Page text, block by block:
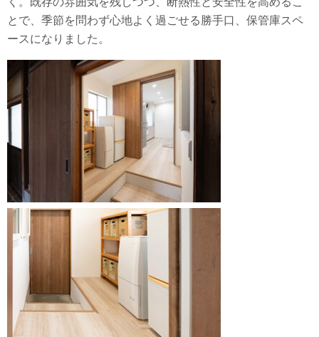
とで、季節を問わず心地よく過ごせる勝手口、保管庫スペ
ースになりました。